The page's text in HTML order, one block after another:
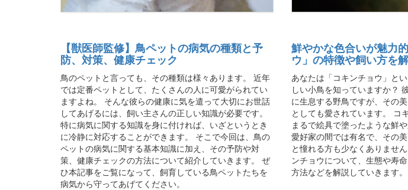
【獣医師監修】鳥ペットの病気の種類と予
防、対策、健康チェック
鳥のペットと言っても、その種類は様々あります。 近年
では定番ペットとして、たくさんの人に可愛がられてい
ますよね。 そんな彼らの健康に気を遣って大切にお世話
してあげるには、飼い主さんの正しい知識が必要です。
特に病気に関する知識を身に付ければ、いざというとき
に冷静に対応することができます。 そこで今回は、鳥の
ペットの病気に関する基本知識に加え、その予防や対
策、健康チェックの方法について紹介していきます。 ぜ
ひ本記事をご覧になって、飼育している鳥ペットたちを
病気から守ってあげてください。
鮮やかな色合いが魅力
ウ」の特徴や飼い方を
あなたは「コキンチョウ」と
しい小鳥を知っていますか？
に生息する野鳥ですが、その
としても愛されています。 コ
まるで絵具で塗ったような鮮
愛好家の間では有名で、その
と憧れる方も少なくありませ
ンチョウについて、生態や寿
方法などを解説していきます。